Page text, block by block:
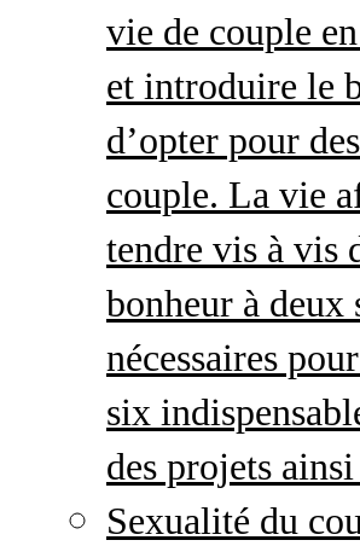
vie de couple
et introduire le
d’opter pour
couple. La vie
tendre vis à vis
bonheur à deux
nécessaires
six
des projets
Sexualité du